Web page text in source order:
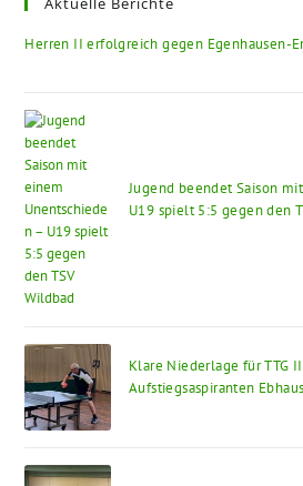
Herren II erfolgreich gegen Egenhausen-
Jugend beendet Saison
U19 spielt 5:5 gegen den
Klare Niederlage für TTG
Aufstiegsaspiranten